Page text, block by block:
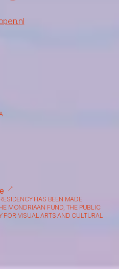
⟶
HAS BEEN MADE
MONDRIAAN FUND, THE PUBLIC
FOR VISUAL ARTS AND CULTURAL